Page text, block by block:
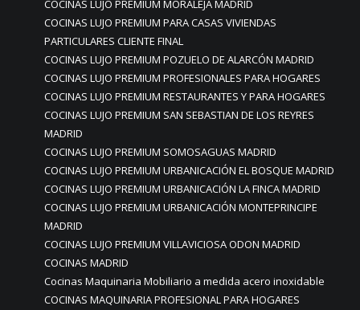
COCINAS LUJO PREMIUM MORALEJA MADRID
COCINAS LUJO PREMIUM PARA CASAS VIVIENDAS
PARTICULARES CLIENTE FINAL
COCINAS LUJO PREMIUM POZUELO DE ALARCÓN MADRID
COCINAS LUJO PREMIUM PROFESIONALES PARA HOGARES
COCINAS LUJO PREMIUM RESTAURANTES Y PARA HOGARES
COCINAS LUJO PREMIUM SAN SEBASTIAN DE LOS REYRES
MADRID
COCINAS LUJO PREMIUM SOMOSAGUAS MADRID
COCINAS LUJO PREMIUM URBANICACIÓN EL BOSQUE MADRID
COCINAS LUJO PREMIUM URBANICACIÓN LA FINCA MADRID
COCINAS LUJO PREMIUM URBANICACIÓN MONTEPRINCIPE
MADRID
COCINAS LUJO PREMIUM VILLAVICIOSA ODON MADRID
COCINAS MADRID
Cocinas Maquinaria Mobiliario a medida acero inoxidable
COCINAS MAQUINARIA PROFESIONAL PARA HOGARES